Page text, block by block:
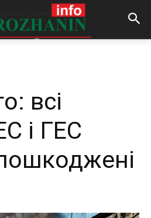
- 24.11.2025 181
всі
і ГЕС